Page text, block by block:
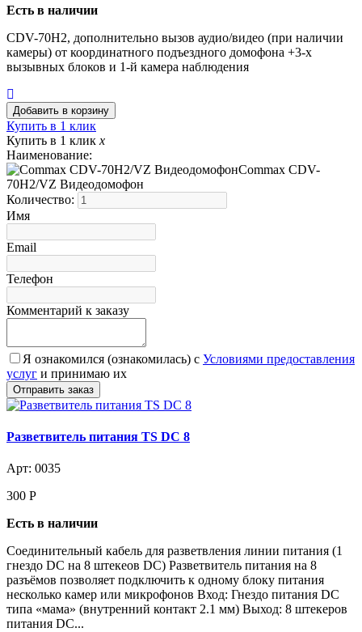
Есть в наличии
CDV-70H2, дополнительно вызов аудио/видео (при наличии
камеры) от координатного подъездного домофона +3-х
вызывных блоков и 1-й камера наблюдения
Купить в 1 клик
Купить в 1 клик x
Наименование:
Commax CDV-
70H2/VZ Видеодомофон
Количество:
Имя
Email
Телефон
Комментарий к заказу
Я ознакомился (ознакомилась) с Условиями предоставления
услуг и принимаю их
Разветвитель питания TS DC 8
Арт: 0035
300 Р
Есть в наличии
Соединительный кабель для разветвления линии питания (1
гнездо DC на 8 штекеов DC) Разветвитель питания на 8
разъёмов позволяет подключить к одному блоку питания
несколько камер или микрофонов Вход: Гнездо питания DC
типа «мама» (внутренний контакт 2.1 мм) Выход: 8 штекеров
питания DC...